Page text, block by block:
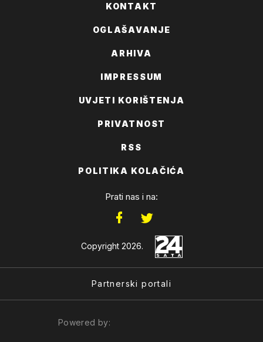
KONTAKT
OGLAŠAVANJE
ARHIVA
IMPRESSUM
UVJETI KORIŠTENJA
PRIVATNOST
RSS
POLITIKA KOLAČIĆA
Prati nas i na:
Copyright 2026.
Partnerski portali
Powered by: